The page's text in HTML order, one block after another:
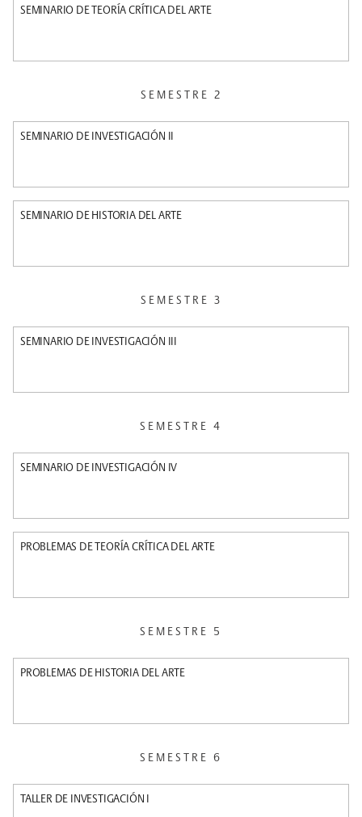
SEMINARIO DE TEORÍA CRÍTICA DEL ARTE
SEMESTRE 2
SEMINARIO DE INVESTIGACIÓN II
SEMINARIO DE HISTORIA DEL ARTE
SEMESTRE 3
SEMINARIO DE INVESTIGACIÓN III
SEMESTRE 4
SEMINARIO DE INVESTIGACIÓN IV
PROBLEMAS DE TEORÍA CRÍTICA DEL ARTE
SEMESTRE 5
PROBLEMAS DE HISTORIA DEL ARTE
SEMESTRE 6
TALLER DE INVESTIGACIÓN I